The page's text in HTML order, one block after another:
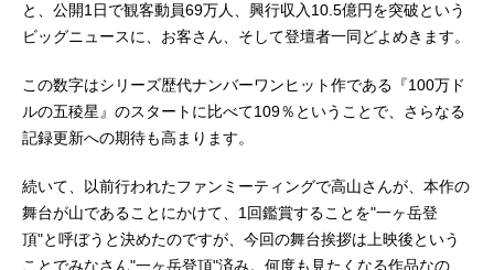
と、公開1日で観客動員69万人、興行収入10.5億円を突破という
ビッグニュースに、お客さん、そして登壇者一同どよめきます。
この数字はシリーズ歴代ナンバーワンヒット作である『100万ド
ルの五稜星』のスタートに比べて109％ということで、さらなる
記録更新への期待も高まります。
続いて、以前行われたファンミーティングで高山さんが、本作の
舞台が山であることにかけて、1回鑑賞することを"一ヶ岳登
頂"と呼ぼうと決めたのですが、今回の舞台挨拶は上映後という
ことでみなさん"一ヶ岳登頂"済み。何度も見たくなる作品なの